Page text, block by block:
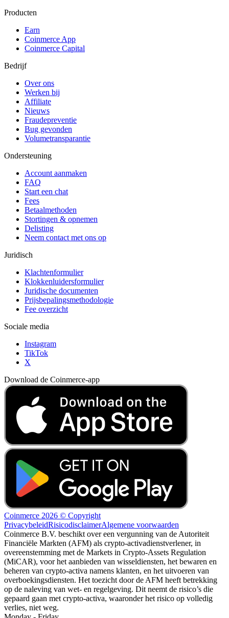
Producten
Earn
Coinmerce App
Coinmerce Capital
Bedrijf
Over ons
Werken bij
Affiliate
Nieuws
Fraudepreventie
Bug gevonden
Volumetransparantie
Ondersteuning
Account aanmaken
FAQ
Start een chat
Fees
Betaalmethoden
Stortingen & opnemen
Delisting
Neem contact met ons op
Juridisch
Klachtenformulier
Klokkenluidersformulier
Juridische documenten
Prijsbepalingsmethodologie
Fee overzicht
Sociale media
Instagram
TikTok
X
Download de Coinmerce-app
Coinmerce 2026 © Copyright
PrivacybeleidRisicodisclaimerAlgemene voorwaarden
Coinmerce B.V. beschikt over een vergunning van de Autoriteit
Financiële Markten (AFM) als crypto-activadienstverlener, in
overeenstemming met de Markets in Crypto-Assets Regulation
(MiCAR), voor het aanbieden van wisseldiensten, het bewaren en
beheren van crypto-activa namens klanten, en het uitvoeren van
overboekingsdiensten. Het toezicht door de AFM heeft betrekking
op de naleving van wet- en regelgeving. Dit neemt de risico’s die
gepaard gaan met crypto-activa, waaronder het risico op volledig
verlies, niet weg.